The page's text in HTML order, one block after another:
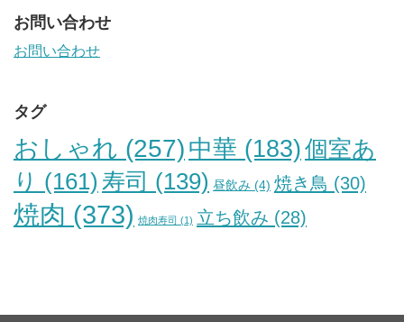
お問い合わせ
お問い合わせ
タグ
おしゃれ (257) 中華 (183)個室あ
り (161) 寿司 (139) 昼飲み (4) 焼き鳥 (30)
焼肉 (373) 焼肉寿司 (1) 立ち飲み (28)